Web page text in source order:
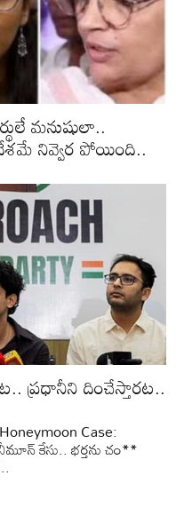
మనుషులా..
దేశమే నివ్వెర పోయింది..
ప్రధానీని దించేస్తారట..
Case:
కేసు.. భర్తను చం**